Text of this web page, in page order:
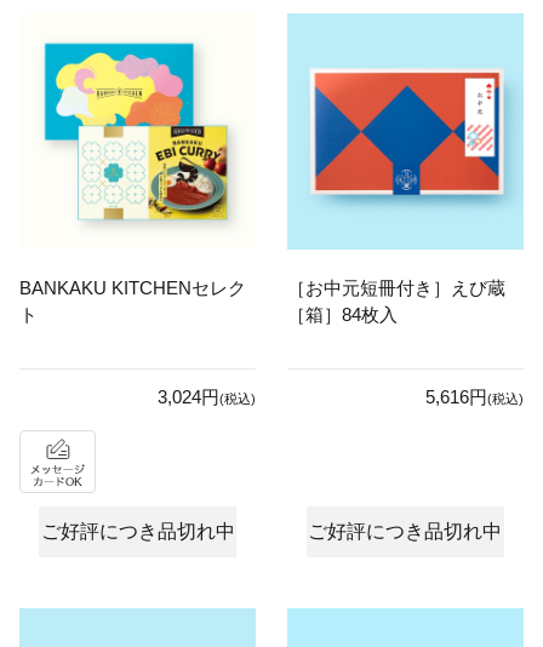
BANKAKU KITCHENセレク
ト
3,024円(税込)
ご好評につき品切れ中
［お中元短冊付き］えび蔵
［箱］84枚入
5,616円(税込)
ご好評につき品切れ中